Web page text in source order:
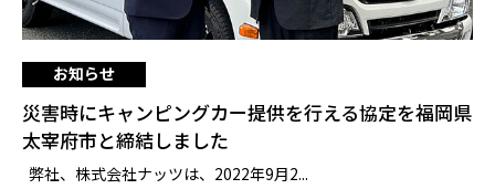
お知らせ
災害時にキャンピングカー提供を行える協定を福岡県
太宰府市と締結しました
弊社、株式会社ナッツは、2022年9月2...